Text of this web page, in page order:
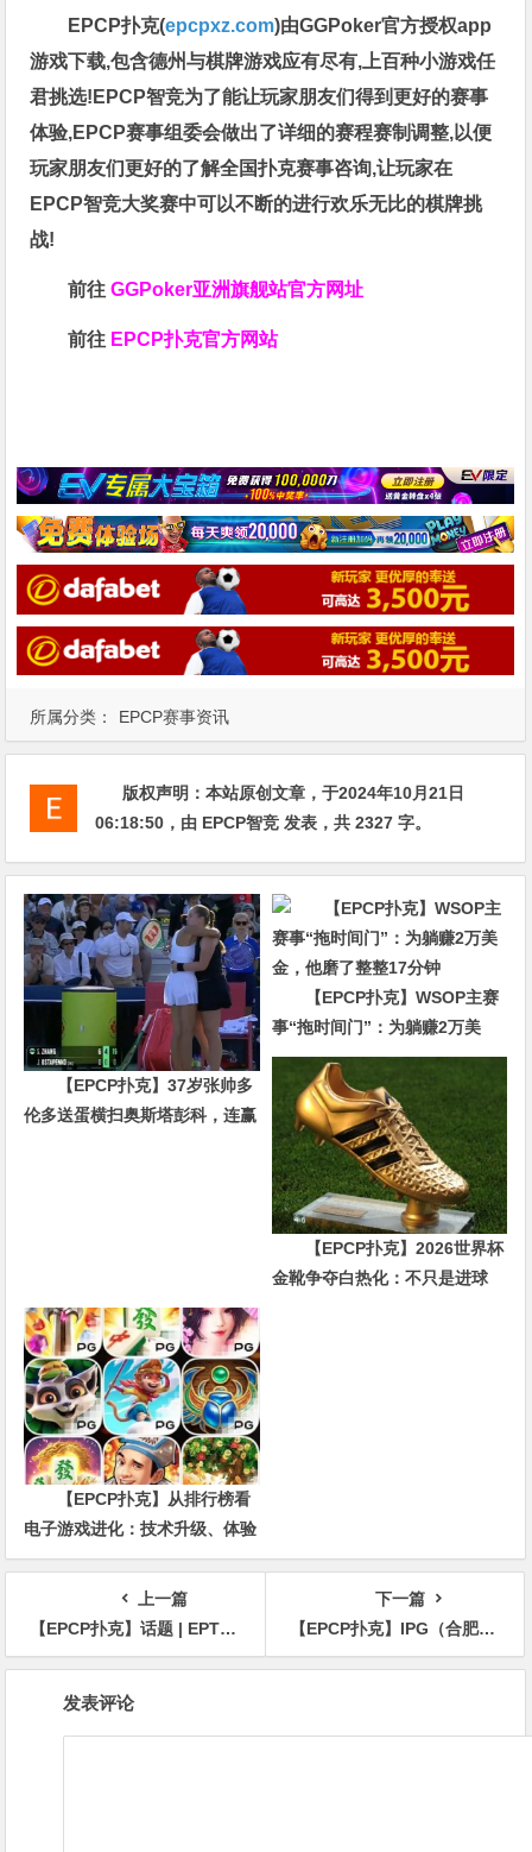
所属分类： EPCP赛事资讯
EPCP扑克(epcpxz.com)由GGPoker官方授权app
游戏下载,包含德州与棋牌游戏应有尽有,上百种小游戏任
君挑选!EPCP智竞为了能让玩家朋友们得到更好的赛事
体验,EPCP赛事组委会做出了详细的赛程赛制调整,以便
玩家朋友们更好的了解全国扑克赛事咨询,让玩家在
EPCP智竞大奖赛中可以不断的进行欢乐无比的棋牌挑
战!
前往GGPoker亚洲旗舰站官方网址
前往 EPCP扑克官方网站
版权声明：本站原创文章，于2024年10月21日
06:18:50 ，由 EPCP智竞 发表，共 2327 字。
【EPCP扑克】37岁张帅多
伦多送蛋横扫奥斯塔彭科，连赢
【EPCP扑克】WSOP主赛
事“拖时间门”：为躺赚2万美
金，他磨了整整17分钟
【EPCP扑克】2026世界杯
金靴争夺白热化：不只是进球
【EPCP扑克】从排行榜看
电子游戏进化：技术升级、体验
创新与未来趋势
上一篇
【EPCP扑克】话题 | EPT塞浦路斯站主赛事Bobby James领先45名幸存者
下一篇
【EPCP扑克】IPG（合肥）总决赛 | 大赛圆满落幕，何文成智冠群雄，成功斩获主赛冠军！
发表评论